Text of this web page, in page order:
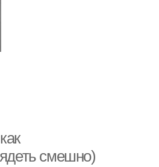
смешно)